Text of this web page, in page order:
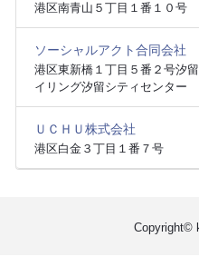
港区南青山５丁目１番１０号
ソーシャルアクト合同会社
港区東新橋１丁目５番２号汐
イリング汐留シティセンター
ＵＣＨＵ株式会社
港区白金３丁目１番７号
Copyright©